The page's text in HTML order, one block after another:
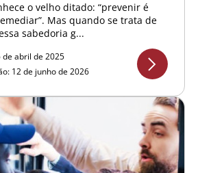
o velho ditado: “prevenir é
Mas quando se trata de
sabedoria g...
de abril de 2025
12 de junho de 2026